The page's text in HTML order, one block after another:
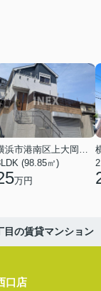
横浜市港南区上大岡東２丁目
(98.85㎡)
万円
目の賃貸マンション
口店